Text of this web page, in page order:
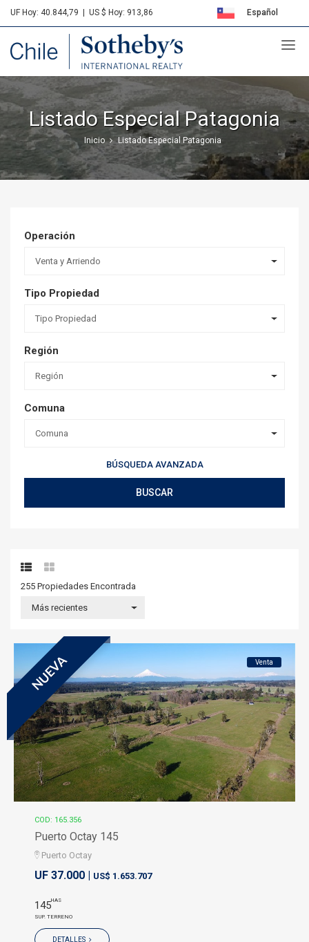
UF Hoy: 40.844,79 US $ Hoy: 913,86 Español
Sotheby's
Listado Especial Patagonia
Inicio Listado Especial Patagonia
Operación
Venta y Arriendo
Tipo Propiedad
Tipo Propiedad
Región
Región
Comuna
Comuna
BÚSQUEDA AVANZADA
BUSCAR
255 Propiedades Encontrada
Más recientes
NUEVA Venta
COD: 165.356
Puerto Octay 145
Puerto Octay
UF 37.000 | US$ 1.653.707
145HAS
SUP. TERRENO
DETALLES